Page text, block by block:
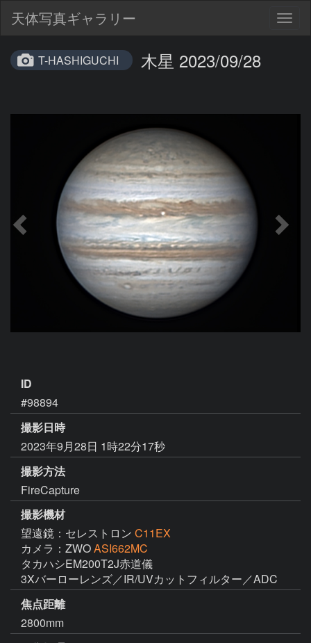
天体写真ギャラリー
T-HASHIGUCHI 木星 2023/09/28
ID
#98894
撮影日時
2023年9月28日 1時22分17秒
撮影方法
FireCapture
撮影機材
望遠鏡：セレストロン C11EX
カメラ：ZWOASI662MC
タカハシEM200T2J赤道儀
3Xバーローレンズ／IR/UVカットフィルター／ADC
焦点距離
2800mm